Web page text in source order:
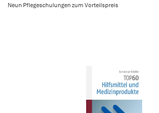
Neun Pflegeschulungen zum Vorteilspreis